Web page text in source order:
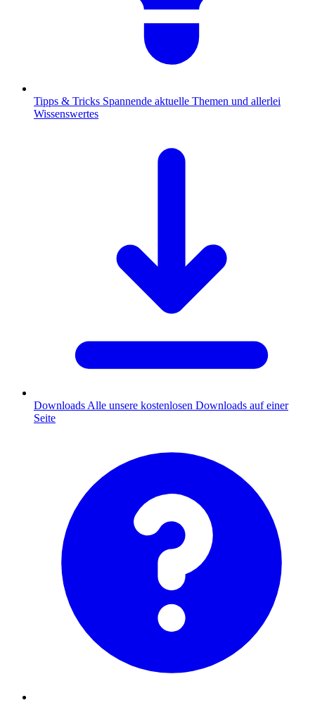
Tipps & Tricks Spannende aktuelle Themen und allerlei
Wissenswertes
Downloads Alle unsere kostenlosen Downloads auf einer
Seite